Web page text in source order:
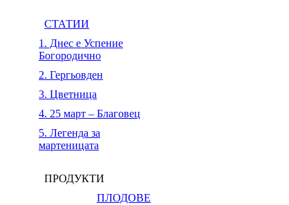
СТАТИИ
1. Днес е Успение
Богородично
2. Гергьовден
3. Цветница
4. 25 март – Благовец
5. Легенда за
мартеницата
ПРОДУКТИ
ПЛОДОВЕ